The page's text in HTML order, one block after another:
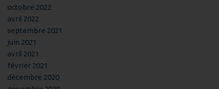
octobre 2022
avril 2022
septembre 2021
juin 2021
avril 2021
février 2021
décembre 2020